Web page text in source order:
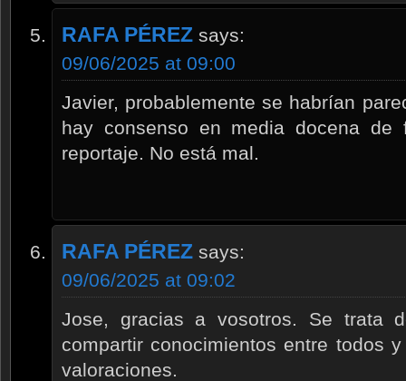
RAFA PÉREZ says:
09/06/2025 at 09:00
Javier, probablemente se habrían
hay consenso en media docena
reportaje. No está mal.
RAFA PÉREZ says:
09/06/2025 at 09:02
Jose, gracias a vosotros. Se trata
compartir conocimientos entre todos
valoraciones.